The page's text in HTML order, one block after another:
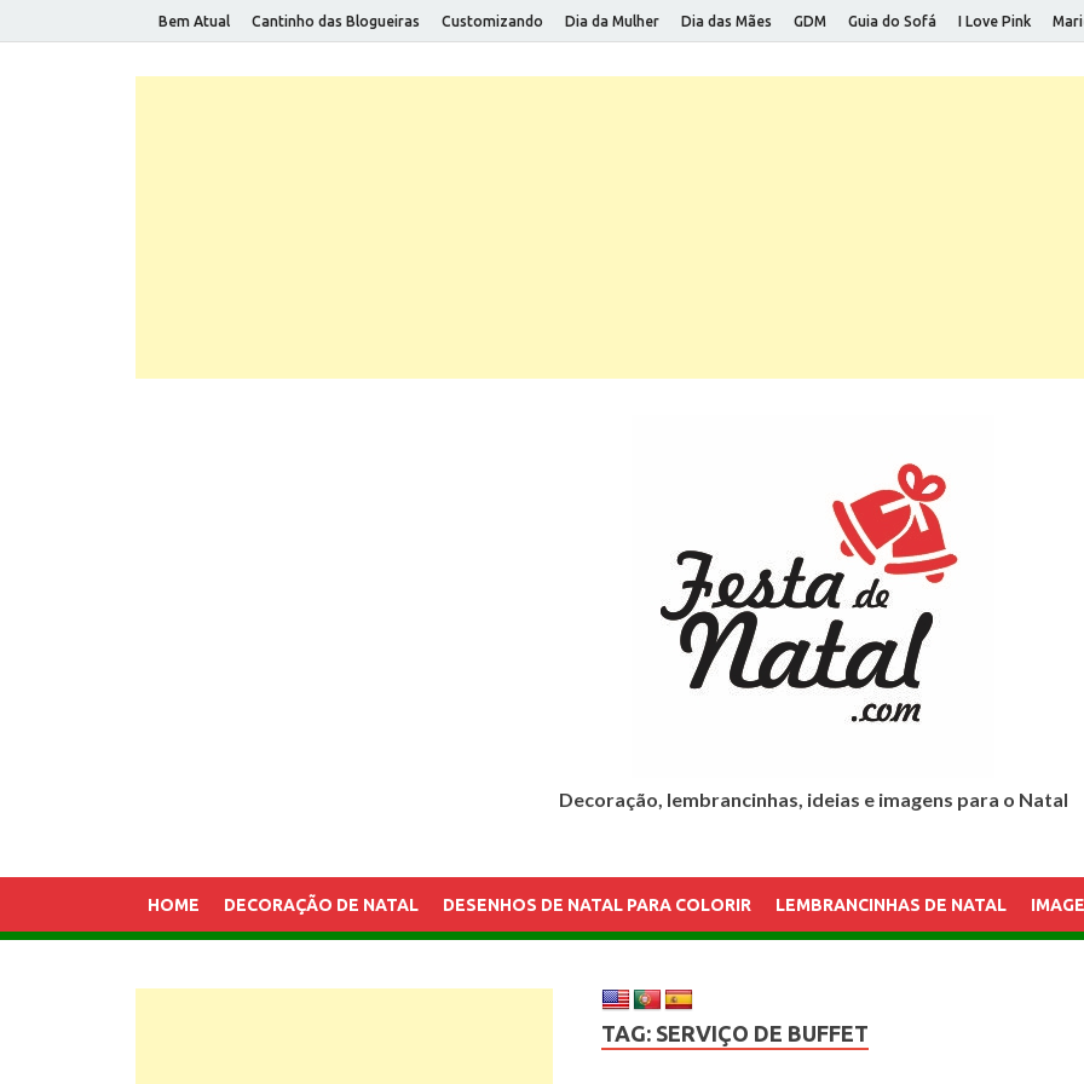
Bem Atual Cantinho das Blogueiras Customizando Dia da Mulher Dia das Mães GDM Guia do Sofá I Love Pink
Decoração, lembrancinhas, ideias e imagens para o Natal
HOME DECORAÇÃO DE NATAL DESENHOS DE NATAL PARA COLORIR LEMBRANCINHAS DE NATAL
TAG: SERVIÇO DE BUFFET